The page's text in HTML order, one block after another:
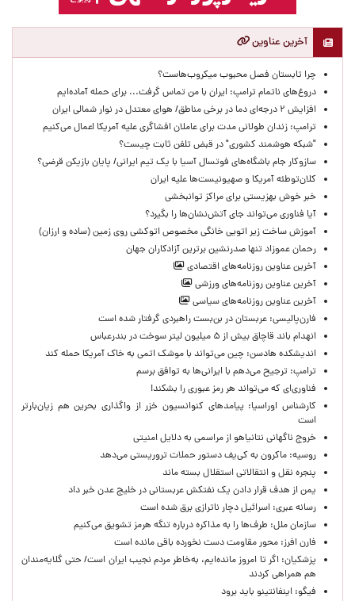
آخرین عناوین
چرا تابستان فصل محبوب میکروب‌هاست؟
دروغ‌های ناتمام ترامپ: ایران با من تماس گرفت... برای حمله آماده‌ایم
افزایش ۲ درجه‌ای دما در برخی مناطق/ هوای معتدل در نوار شمالی ایران
ترامپ: زندان طولانی مدت برای عاملان افشاگری‌ علیه آمریکا اعمال می‌کنیم
"شبکه هوشمند کشوری" در قبض تلفن ثابت چیست؟
سازوکار جام باشگاه‌های فوتسال آسیا با یک تیم ایرانی/ پایان بازیکن قرضی؟
کلان‌توطئه آمریکا و صهیونیست‌ها علیه ایران
خبر خوش بهزیستی برای مراکز توانبخشی
آیا فناوری می‌تواند جای آتش‌نشان‌ها را بگیرد؟
آموزش ساخت زیر اتویی خانگی مخصوص اتوکشی روی زمین (ساده و ارزان)
رحمان عموزاد تنها صدرنشین برترین آزادکاران جهان
آخرین عناوین روزنامه‌های اقتصادی
آخرین عناوین روزنامه‌های ورزشی
آخرین عناوین روزنامه‌های سیاسی
فارن‌پالیسی: عربستان در بن‌بست راهبردی گرفتار شده است
انهدام باند قاچاق بیش از ۵ میلیون لیتر سوخت در بندرعباس
اندیشکده هادسن: چین می‌تواند با موشک اتمی به خاک آمریکا حمله کند
ترامپ: ترجیح می‌دهم با ایرانی‌‌ها به توافق برسم
فناوری‌ای که می‌تواند هر رمز عبوری را بشکند!
کارشناس اوراسیا: پیامدهای کنوانسیون خزر از واگذاری بحرین هم زیان‌بارتر
است
خروج ناگهانی نتانیاهو از مراسمی به دلایل امنیتی
روسیه: ماکرون به کی‌یف دستور حملات تروریستی می‌دهد
پنجره‌ نقل و انتقالاتی استقلال بسته ماند
یمن از هدف قرار دادن یک نفتکش عربستانی در خلیج عدن خبر داد
رسانه عبری: اسرائیل دچار ناترازی برق شده است
سازمان ملل: طرف‌ها را به مذاکره درباره تنگه هرمز تشویق می‌کنیم
فارن افرز: محور مقاومت دست نخورده باقی مانده است
پزشکیان: اگر تا امروز مانده‌ایم، به‌خاطر مردم نجیب ایران است/ حتی گلایه‌مندان
هم همراهی کردند
فیگو: اینفانتینو باید برود